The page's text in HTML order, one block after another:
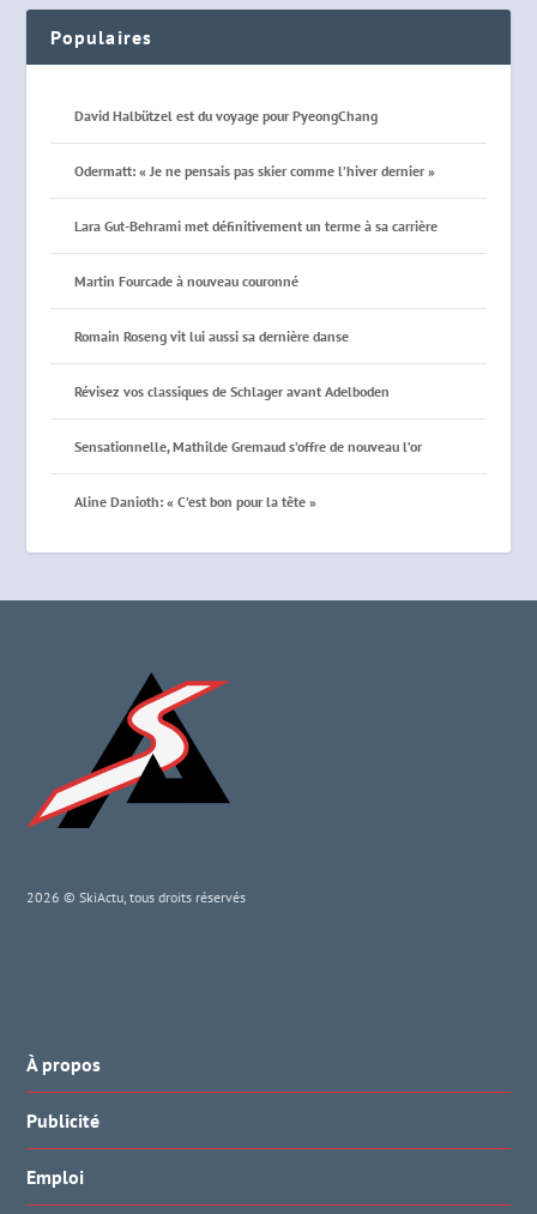
Populaires
David Halbützel est du voyage pour PyeongChang
Odermatt: « Je ne pensais pas skier comme l’hiver dernier »
Lara Gut-Behrami met définitivement un terme à sa carrière
Martin Fourcade à nouveau couronné
Romain Roseng vit lui aussi sa dernière danse
Révisez vos classiques de Schlager avant Adelboden
Sensationnelle, Mathilde Gremaud s’offre de nouveau l’or
Aline Danioth: « C’est bon pour la tête »
2026 © SkiActu, tous droits réservés
À propos
Publicité
Emploi